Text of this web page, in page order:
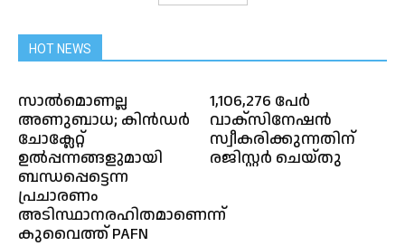
HOT NEWS
സാൽമൊണല്ല
അണുബാധ; കിൻഡർ
ചോക്ലേറ്റ്
ഉൽപ്പന്നങ്ങളുമായി
ബന്ധപ്പെട്ടെന്ന
പ്രചാരണം
അടിസ്ഥാനരഹിതമാണെന്ന്
കുവൈത്ത് PAFN
1,106,276 പേർ
വാക്സിനേഷൻ
സ്വീകരിക്കുന്നതിന്
രജിസ്റ്റർ ചെയ്തു